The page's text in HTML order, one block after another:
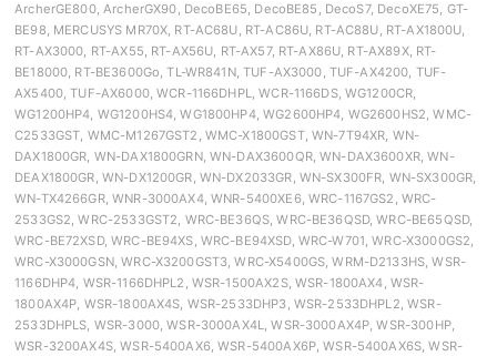
ArcherGE800, ArcherGX90, DecoBE65, DecoBE85, DecoS7, DecoXE75, GT-
BE98, MERCUSYS MR70X, RT-AC68U, RT-AC86U, RT-AC88U, RT-AX1800U,
RT-AX3000, RT-AX55, RT-AX56U, RT-AX57, RT-AX86U, RT-AX89X, RT-
BE18000, RT-BE3600Go, TL-WR841N, TUF-AX3000, TUF-AX4200, TUF-
AX5400, TUF-AX6000, WCR-1166DHPL, WCR-1166DS, WG1200CR,
WG1200HP4, WG1200HS4, WG1800HP4, WG2600HP4, WG2600HS2, WMC-
C2533GST, WMC-M1267GST2, WMC-X1800GST, WN-7T94XR, WN-
DAX1800GR, WN-DAX1800GRN, WN-DAX3600QR, WN-DAX3600XR, WN-
DEAX1800GR, WN-DX1200GR, WN-DX2033GR, WN-SX300FR, WN-SX300GR,
WN-TX4266GR, WNR-3000AX4, WNR-5400XE6, WRC-1167GS2, WRC-
2533GS2, WRC-2533GST2, WRC-BE36QS, WRC-BE36QSD, WRC-BE65QSD,
WRC-BE72XSD, WRC-BE94XS, WRC-BE94XSD, WRC-W701, WRC-X3000GS2,
WRC-X3000GSN, WRC-X3200GST3, WRC-X5400GS, WRM-D2133HS, WSR-
1166DHP4, WSR-1166DHPL2, WSR-1500AX2S, WSR-1800AX4, WSR-
1800AX4P, WSR-1800AX4S, WSR-2533DHP3, WSR-2533DHPL2, WSR-
2533DHPLS, WSR-3000, WSR-3000AX4L, WSR-3000AX4P, WSR-300HP,
WSR-3200AX4S, WSR-5400AX6, WSR-5400AX6P, WSR-5400AX6S, WSR-